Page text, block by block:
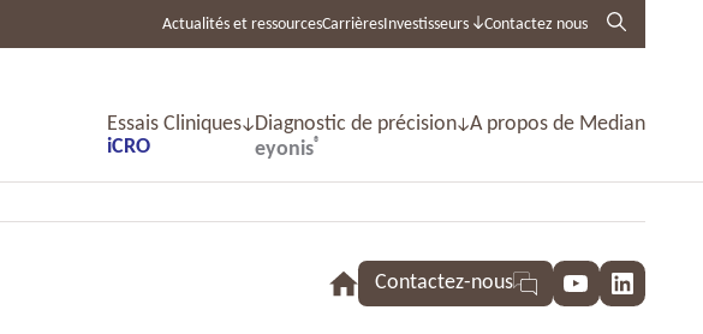
Actualités et ressourcesCarrièresInvestisseurs Contactez nous
Essais Cliniques
iCRO
Diagnostic de précision
eyonis®
A propos de Median
Contactez-nous YouTube